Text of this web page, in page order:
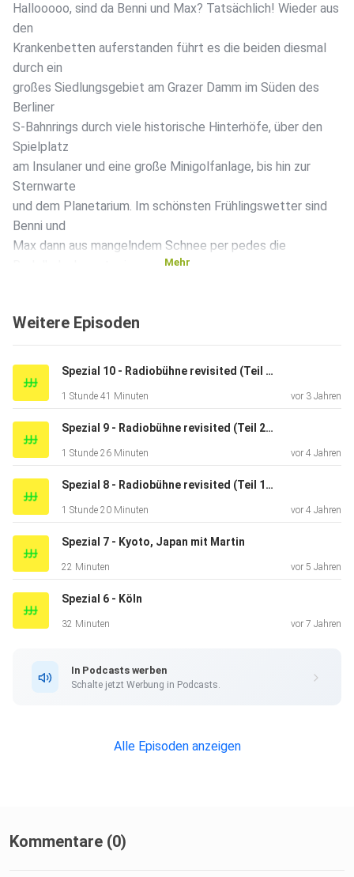
Hallooooo, sind da Benni und Max? Tatsächlich! Wieder aus
den
Krankenbetten auferstanden führt es die beiden diesmal
durch ein
großes Siedlungsgebiet am Grazer Damm im Süden des
Berliner
S-Bahnrings durch viele historische Hinterhöfe, über den
Spielplatz
am Insulaner und eine große Minigolfanlage, bis hin zur
Sternwarte
und dem Planetarium. Im schönsten Frühlingswetter sind
Benni und
Max dann aus mangelndem Schnee per pedes die
lohnt sich ein Ausflug für Bahn- und Naturfreunde. Das
streckt sich bis zum Südkreuz aus und ähnelt einem
weniger
besuchten Gleisdreieckpark. Warum die lange Pause
zwischen den
letzten beiden Episoden entstanden ist und was Benni und
der Subscribe 10 Konferenz mitgenommen haben, hört ihr
in der
Mitwandern! Bilder
findet ihr wie immer auf der Facebookseite von
https://www.facebook.com/schritttempopodcast/ und
Nachrichten könnt
Mehr
Weitere Episoden
Spezial 10 - Radiobühne revisited (Teil 3): Finale - oder: die letzte Ausgabe der Radiobühne
1 Stunde 41 Minuten vor 3 Jahren
Spezial 9 - Radiobühne revisited (Teil 2): Alex
1 Stunde 26 Minuten vor 4 Jahren
Spezial 8 - Radiobühne revisited (Teil 1): Unterwegs mit Sascha
1 Stunde 20 Minuten vor 4 Jahren
Spezial 7 - Kyoto, Japan mit Martin
22 Minuten vor 5 Jahren
Spezial 6 - Köln
32 Minuten vor 7 Jahren
In Podcasts werben
Schalte jetzt Werbung in Podcasts.
Alle Episoden anzeigen
Kommentare (0)